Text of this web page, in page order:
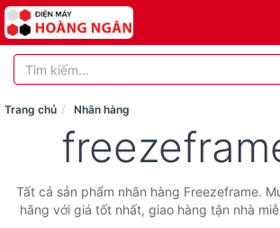
Trang chủ Nhãn hàng
Tất cả sản phẩm nhãn hàng Freezeframe.
hãng với giá tốt nhất, giao hàng tận nhà